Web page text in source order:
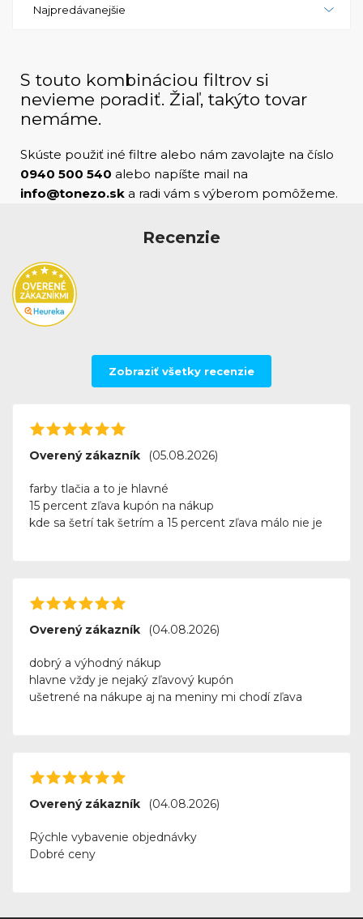
a spoľahlivá tlačiareň, ktorá sa dokáže vysporiadať s
užitočných funkcií je ideálnym vybavením pre firmy,
ktoré potrebujú rýchlu a kvalitnú tlač.
Najpredávanejšie
S touto kombináciou filtrov si
nevieme poradiť. Žiaľ, takýto tovar
nemáme.
Skúste použiť iné filtre alebo nám zavolajte na číslo
0940 500 540 alebo napíšte mail na
info@tonezo.sk a radi vám s výberom pomôžeme.
Recenzie
Zobraziť všetky recenzie
Overený zákazník (05.08.2026)
farby tlačia a to je hlavné
15 percent zľava kupón na nákup
kde sa šetrí tak šetrím a 15 percent zľava málo nie je
Overený zákazník (04.08.2026)
dobrý a výhodný nákup
hlavne vždy je nejaký zľavový kupón
ušetrené na nákupe aj na meniny mi chodí zľava
Overený zákazník (04.08.2026)
Rýchle vybavenie objednávky
Dobré ceny